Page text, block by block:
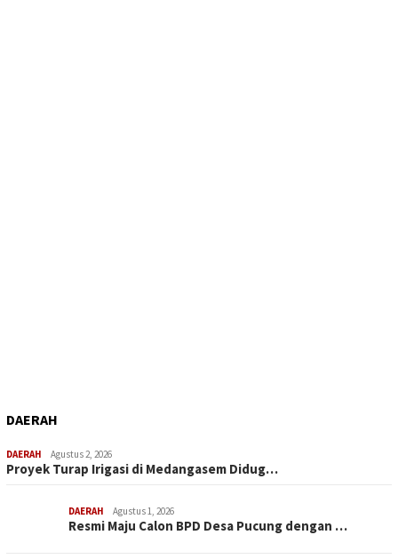
DAERAH
DAERAH Agustus 2, 2026
Proyek Turap Irigasi di Medangasem Didug…
DAERAH Agustus 1, 2026
Resmi Maju Calon BPD Desa Pucung dengan …